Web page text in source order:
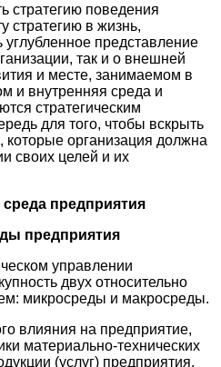
стратегию поведения
стратегию в жизнь,
представление
так и о внешней
и месте, занимаемом в
и внутренняя среда и
стратегическим
для того, чтобы вскрыть
, которые организация должна
своих целей и их
предприятия
предприятия
управлении
двух относительно
микросреды и макросреды.
влияния на предприятие,
материально-технических
(услуг) предприятия,